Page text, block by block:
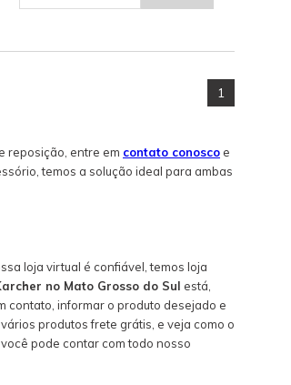
1
reposição, entre em contato conosco e
temos a solução ideal para ambas
loja virtual é confiável, temos loja
no Mato Grosso do Sul está,
contato, informar o produto desejado e
produtos frete grátis, e veja como o
pode contar com todo nosso